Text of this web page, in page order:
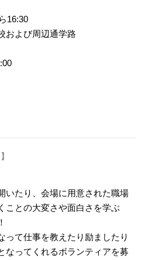
16:30
および周辺通学路
いたり、会場に用意された職場
ことの大変さや面白さを学ぶ
って仕事を教えたり励ましたり
なってくれるボランティアを募